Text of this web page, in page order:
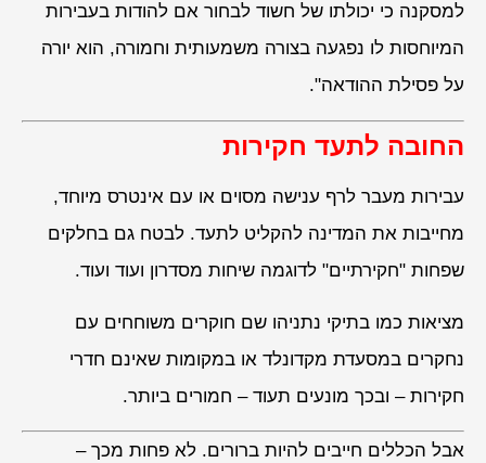
למסקנה כי יכולתו של חשוד לבחור אם להודות בעבירות
המיוחסות לו נפגעה בצורה משמעותית וחמורה, הוא יורה
על פסילת ההודאה".
החובה לתעד חקירות
עבירות מעבר לרף ענישה מסוים או עם אינטרס מיוחד,
מחייבות את המדינה להקליט לתעד. לבטח גם בחלקים
שפחות "חקירתיים" לדוגמה שיחות מסדרון ועוד ועוד.
מציאות כמו בתיקי נתניהו שם חוקרים משוחחים עם
נחקרים במסעדת מקדונלד או במקומות שאינם חדרי
חקירות – ובכך מונעים תעוד – חמורים ביותר.
אבל הכללים חייבים להיות ברורים. לא פחות מכך –